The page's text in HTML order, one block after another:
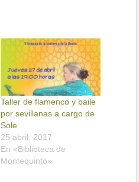
Taller de flamenco y baile
por sevillanas a cargo de
Sole
25 abril, 2017
En «Biblioteca de
Montequinto»